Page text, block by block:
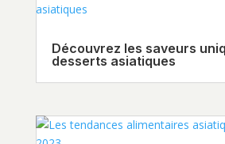
Découvrez les saveurs
desserts asiatiques